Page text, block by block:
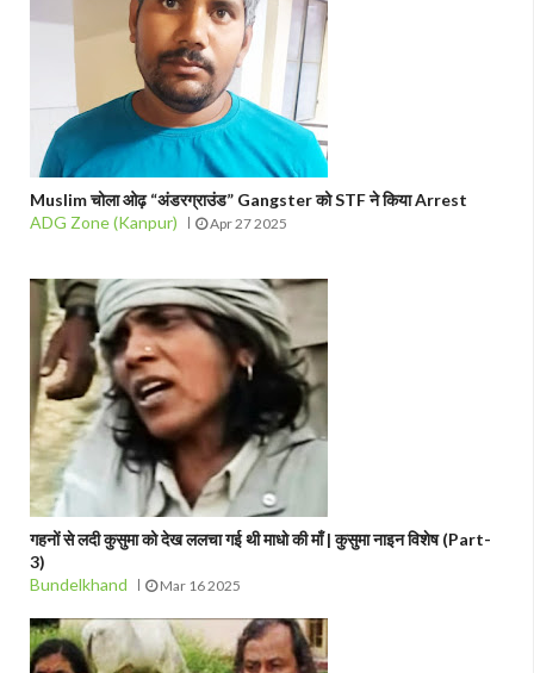
Muslim चोला ओढ़ “अंडरग्राउंड” Gangster को STF ने किया Arrest
ADG Zone (Kanpur)
Apr 27 2025
गहनों से लदी कुसुमा को देख ललचा गई थी माधो की माँ | कुसुमा नाइन विशेष (Part-
3)
Bundelkhand
Mar 16 2025